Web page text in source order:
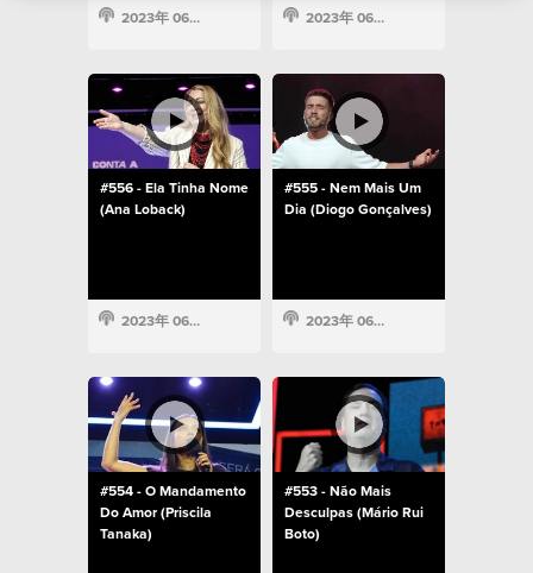
2023年 06月 28日 2023年 06月 28日
#556 - Ela Tinha Nome
(Ana Loback)
2023年 06月 28日
#555 - Nem Mais Um
Dia (Diogo Gonçalves)
2023年 06月 19日
#554 - O Mandamento
Do Amor (Priscila
Tanaka)
#553 - Não Mais
Desculpas (Mário Rui
Boto)